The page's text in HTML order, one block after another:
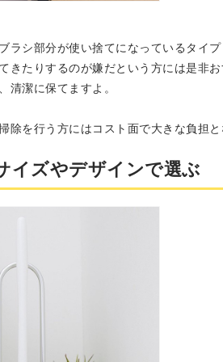
ラシ部分が使い捨てになっているタイ
きたりするのが嫌だという方には是非
清潔に保てますよ。
除を行う方にはコスト面で大きな負担
イズやデザインで選ぶ